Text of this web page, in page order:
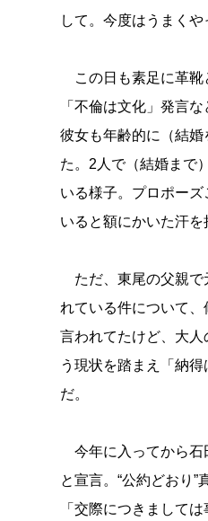
して。今度はうまく
この日も素足に革靴
「不倫は文化」発言
彼女も年齢的に（結
た。2人で（結婚まで
いる様子。プロポー
いると額にかいた汗を
ただ、東尾の父親で
れている件について
言われてたけど、大
う現状を踏まえ「納
だ。
今年に入ってから石
と宣言。“公約どおり
「交際につきまして